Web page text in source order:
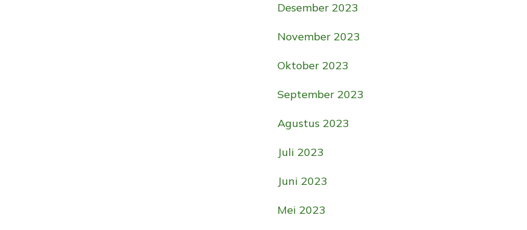
Desember 2023
November 2023
Oktober 2023
September 2023
Agustus 2023
Juli 2023
Juni 2023
Mei 2023